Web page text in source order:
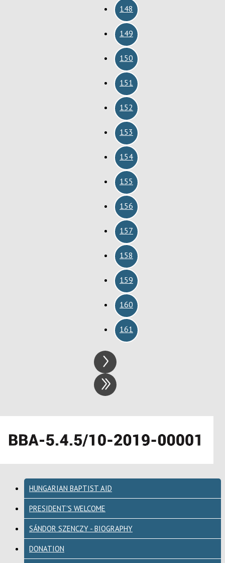
148
149
150
151
152
153
154
155
156
157
158
159
160
161
HUNGARIAN BAPTIST AID
PRESIDENT'S WELCOME
SÁNDOR SZENCZY - BIOGRAPHY
DONATION